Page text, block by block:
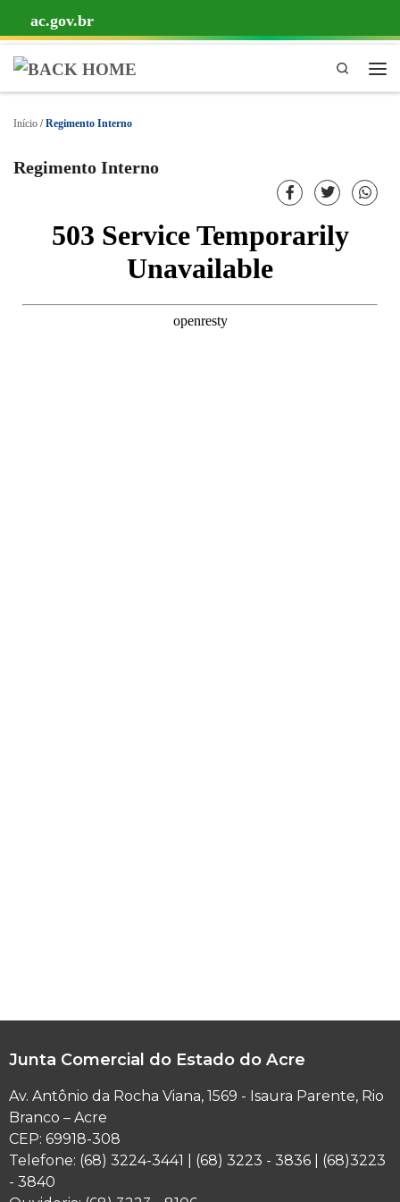
Skip to content
ac.gov.br
Pesquisa
Início / Regimento Interno
Regimento Interno
Junta Comercial do Estado do Acre
Av. Antônio da Rocha Viana, 1569 - Isaura Parente, Rio
Branco – Acre
CEP: 69918-308
Telefone: (68) 3224-3441 | (68) 3223 - 3836 | (68)3223
- 3840